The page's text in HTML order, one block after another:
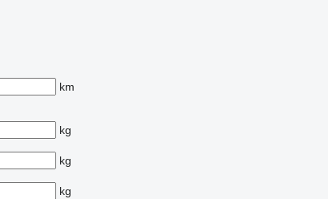
km
kg
kg
kg